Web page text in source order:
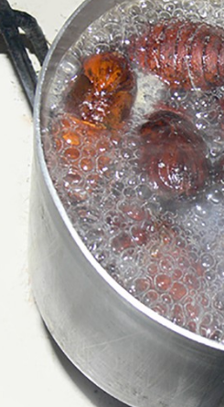
Святитель Николай дожил
середине IV века. По
сохранились нетленными и
исцелилось множество
были перенесены в
поныне.
Кабачки в овощном